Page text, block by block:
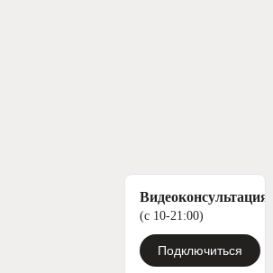
Видеоконсультация
(с 10-21:00)
Подключиться